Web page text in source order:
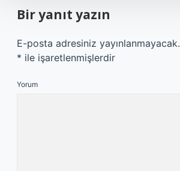
Bir yanıt yazın
E-posta adresiniz yayınlanmayacak.
* ile işaretlenmişlerdir
Yorum